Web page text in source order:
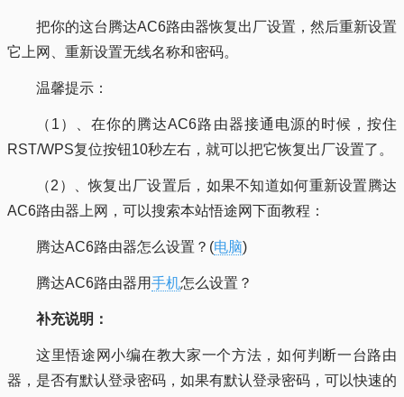
把你的这台腾达AC6路由器恢复出厂设置，然后重新设置
它上网、重新设置无线名称和密码。
温馨提示：
（1）、在你的腾达AC6路由器接通电源的时候，按住
RST/WPS复位按钮10秒左右，就可以把它恢复出厂设置了。
（2）、恢复出厂设置后，如果不知道如何重新设置腾达
AC6路由器上网，可以搜索本站悟途网下面教程：
腾达AC6路由器怎么设置？(电脑)
腾达AC6路由器用手机怎么设置？
补充说明：
这里悟途网小编在教大家一个方法，如何判断一台路由
器，是否有默认登录密码，如果有默认登录密码，可以快速的